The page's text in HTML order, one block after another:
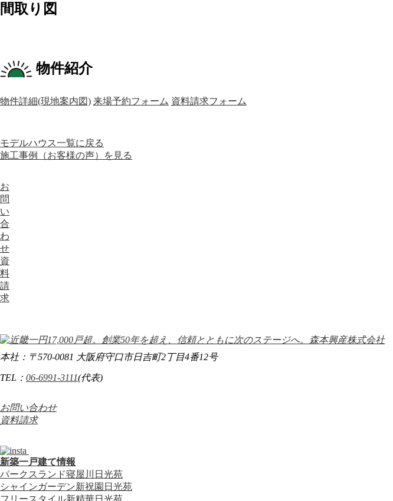
間取り図
物件紹介
物件詳細(現地案内図) 来場予約フォーム 資料請求フォーム
モデルハウス一覧に戻る
施工事例（お客様の声）を見る
お
問
い
合
わ
せ
資
料
請
求
本社：〒570-0081 大阪府守口市日吉町2丁目4番12号
TEL： 06-6991-3111(代表)
お問い合わせ
資料請求
新築一戸建て情報
パークスランド寝屋川日光苑
シャインガーデン新祝園日光苑